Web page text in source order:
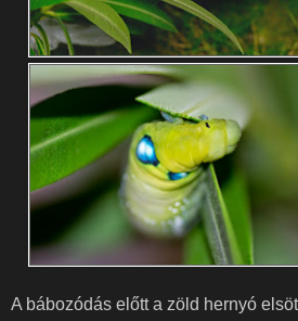
A bábozódás előtt a zöld hernyó